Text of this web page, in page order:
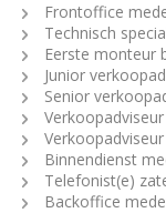
Frontoffice
Technisch
Eerste monteur
Junior
Senior
Verkoopadviseur
Verkoopadviseur
Binnendienst
Telefonist(e)
Backoffice